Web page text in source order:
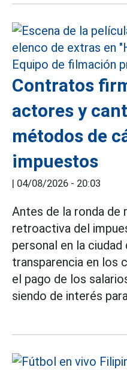
Contratos
actores y
métodos de
impuestos
| 04/08/2026 - 20:03
Antes de la ronda de
retroactiva del
personal en la ciudad
transparencia en los
el pago de los
siendo de interés